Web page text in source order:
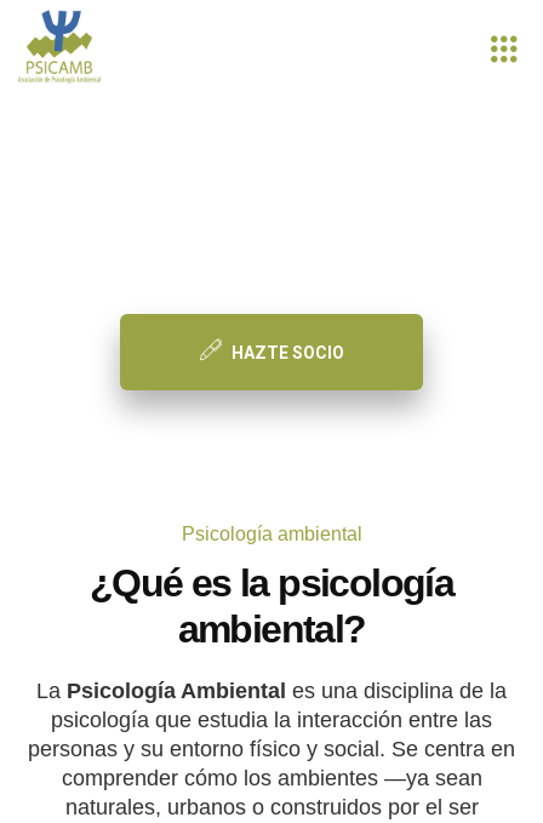
HAZTE SOCIO
Psicología ambiental
¿Qué es la psicología
ambiental?
La Psicología Ambiental es una disciplina de la
psicología que estudia la interacción entre las
personas y su entorno físico y social. Se centra en
comprender cómo los ambientes —ya sean
naturales, urbanos o construidos por el ser